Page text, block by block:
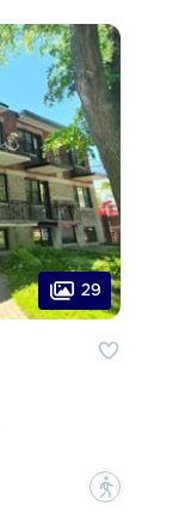
29
?